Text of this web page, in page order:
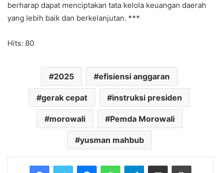
berharap dapat menciptakan tata kelola keuangan daerah
yang lebih baik dan berkelanjutan. ***
Hits: 80
2025 efisiensi anggaran
gerak cepat instruksi presiden
morowali Pemda Morowali
yusman mahbub
MessengerWhatsAppTelegramShare via Email Print